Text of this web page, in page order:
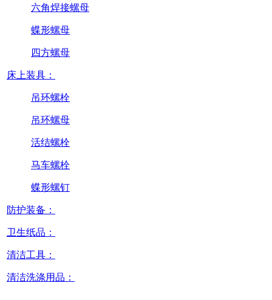
六角焊接螺母
蝶形螺母
四方螺母
床上装具：
吊环螺栓
吊环螺母
活结螺栓
马车螺栓
蝶形螺钉
防护装备：
卫生纸品：
清洁工具：
清洁洗涤用品：